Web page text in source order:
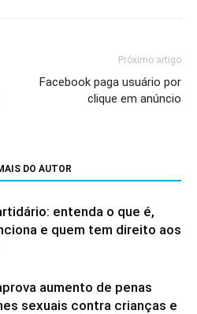
Próximo artigo
Facebook paga usuário por
clique em anúncio
DO AUTOR
entenda o que é,
e quem tem direito aos
aumento de penas
sexuais contra crianças e